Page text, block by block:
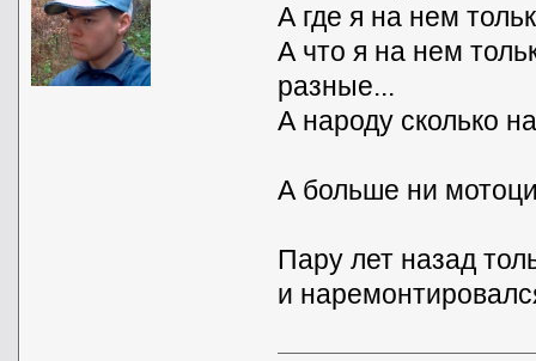
А где я на нем
А что я на нем
разные...
А народу сколько
А больше ни
Пару лет назад
и